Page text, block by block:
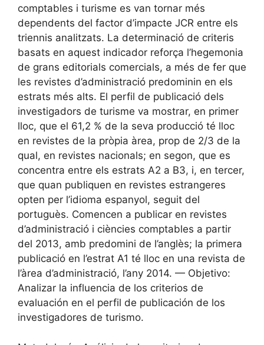
comptables i turisme es van tornar més
dependents del factor d’impacte JCR entre els
triennis analitzats. La determinació de criteris
basats en aquest indicador reforça l’hegemonia
de grans editorials comercials, a més de fer que
les revistes d’administració predominin en els
estrats més alts. El perfil de publicació dels
investigadors de turisme va mostrar, en primer
lloc, que el 61,2 % de la seva producció té lloc
en revistes de la pròpia àrea, prop de 2/3 de la
qual, en revistes nacionals; en segon, que es
concentra entre els estrats A2 a B3, i, en tercer,
que quan publiquen en revistes estrangeres
opten per l’idioma espanyol, seguit del
portuguès. Comencen a publicar en revistes
d’administració i ciències comptables a partir
del 2013, amb predomini de l’anglès; la primera
publicació en l’estrat A1 té lloc en una revista de
l’àrea d’administració, l’any 2014. — Objetivo:
Analizar la influencia de los criterios de
evaluación en el perfil de publicación de los
investigadores de turismo.